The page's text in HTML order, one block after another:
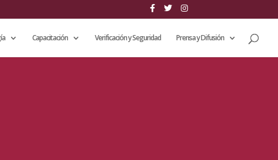
Capacitación Verificación y Seguridad Prensa y Difusión